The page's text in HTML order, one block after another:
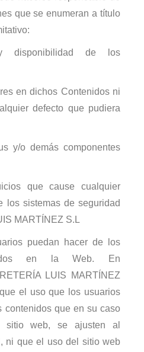
que se enumeran a título
disponibilidad de los
en dichos Contenidos ni
defecto que pudiera
y/o demás componentes
que cause cualquier
los sistemas de seguridad
MARTÍNEZ S.L
puedan hacer de los
en la Web. En
LUIS MARTÍNEZ
el uso que los usuarios
contenidos que en su caso
web, se ajusten al
ni que el uso del sitio web